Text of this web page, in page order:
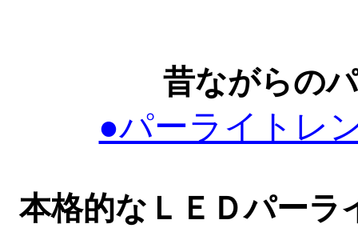
昔ながらの
●パーライトレ
本格的なＬＥＤパーラ